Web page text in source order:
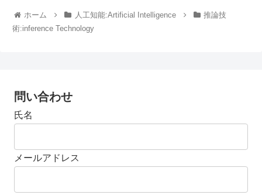
ホーム 人工知能:Artificial Intelligence
推論技
術:inference Technology
問い合わせ
氏名
メールアドレス